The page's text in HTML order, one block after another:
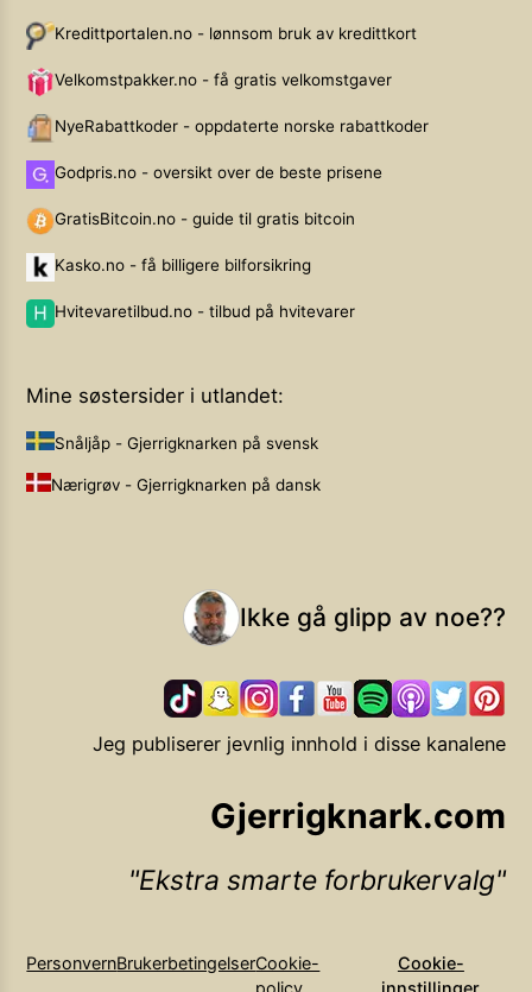
Kredittportalen.no - lønnsom bruk av kredittkort
Velkomstpakker.no - få gratis velkomstgaver
NyeRabattkoder - oppdaterte norske rabattkoder
Godpris.no - oversikt over de beste prisene
GratisBitcoin.no - guide til gratis bitcoin
Kasko.no - få billigere bilforsikring
Hvitevaretilbud.no - tilbud på hvitevarer
Mine søstersider i utlandet:
Snåljåp - Gjerrigknarken på svensk
Nærigrøv - Gjerrigknarken på dansk
Ikke gå glipp av noe??
Jeg publiserer jevnlig innhold i disse kanalene
Gjerrigknark.com
Ekstra smarte forbrukervalg
PersonvernBrukerbetingelserCookie-
Cookie-